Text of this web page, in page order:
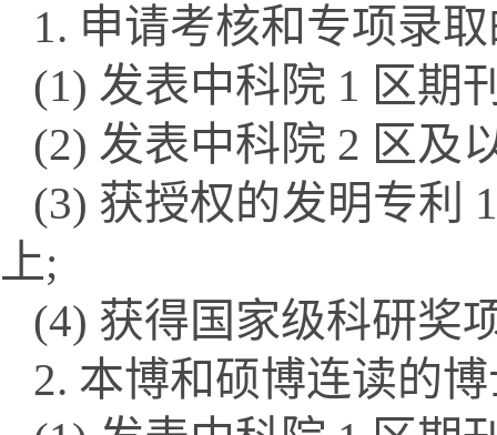
1. 申请考核和专项录
(1) 发表中科院 1 区期
(2) 发表中科院 2 区及
(3) 获授权的发明专利
上;
(4) 获得国家级科研奖
2. 本博和硕博连读的